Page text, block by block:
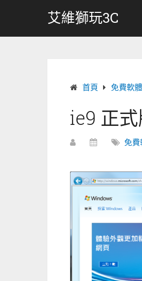
艾維獅玩3C
首頁 免費軟體
ie9 正
免